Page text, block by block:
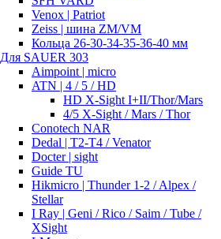
Venox | Patriot
Zeiss | шина ZM/VM
Кольца 26-30-34-35-36-40 мм
Для SAUER 303
Aimpoint | micro
ATN | 4 / 5 / HD
HD X-Sight I+II/Thor/Mars
4/5 X-Sight / Mars / Thor
Conotech NAR
Dedal | T2-T4 / Venator
Docter | sight
Guide TU
Hikmicro | Thunder 1-2 / Alpex /
Stellar
I Ray | Geni / Rico / Saim / Tube /
XSight